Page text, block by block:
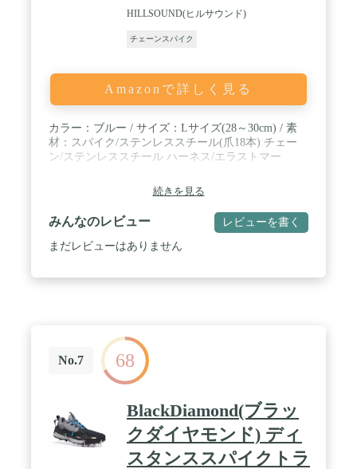
ています。詳細の情報はサイズチャートを参考して
ください。 / 🥾【安心な12ヶ月品質アフターサービ
ス】ご購入日より、12ヶ月以内に万が一商品は不良
店がご問題をできるだけ早く解決いたします、ご安
心ください。ご注意：本アイゼンは左右足どちらで
も履けます、TPE後ろのマークは、左右のマークで
はなくサイズのマークです、ご了承ください。
HILLSOUND(ヒルサウンド)
チェーンスパイク
Amazonで詳しく見る
カラー：ブルー / サイズ：Lサイズ(28～30cm) / 素
材：スパイク/ステンレススチール(爪18本) チェー
ン/ステンレススチール ハーネス/エラストマー
続きを見る
みんなのレビュー レビューを書く
まだレビューはありません
No.7 68
BlackDiamond(ブラッ
クダイヤモンド) ディ
スタンススパイクトラ